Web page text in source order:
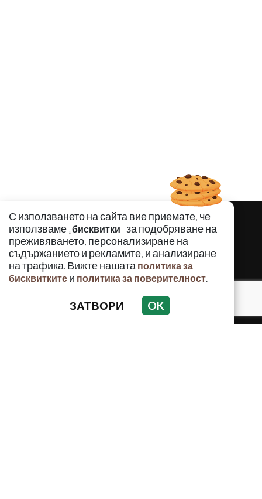
С използването на сайта вие приемате, че
използваме „бисквитки" за подобряване на
преживяването, персонализиране на
съдържанието и рекламите, и анализиране
на трафика. Вижте нашата политика за
бисквитките и политика за поверителност.
ЗАТВОРИ OK